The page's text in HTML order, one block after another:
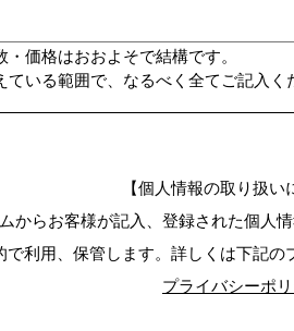
・価格はおおよそで結構です。
ている範囲で、なるべく全てご記入く
【個人情報の取り扱い
からお客様が記入、登録された個人
利用、保管します。詳しくは下記の
プライバシーポ